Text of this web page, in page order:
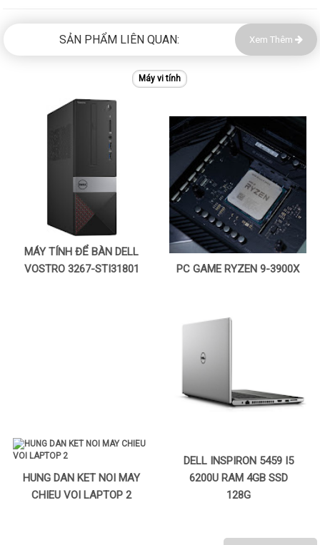
SẢN PHẨM LIÊN QUAN: Xem Thêm
Máy vi tính
MÁY TÍNH ĐỂ BÀN DELL
VOSTRO 3267-STI31801
PC GAME RYZEN 9-3900X
HUNG DAN KET NOI MAY
CHIEU VOI LAPTOP 2
DELL INSPIRON 5459 I5
6200U RAM 4GB SSD
128G